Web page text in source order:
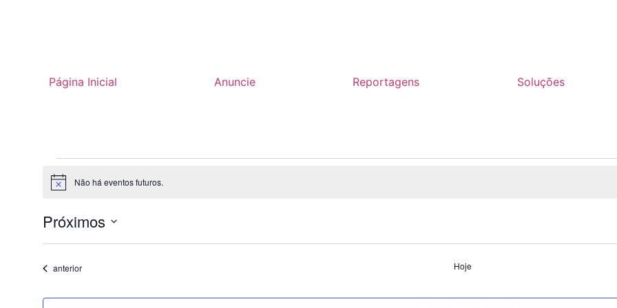
Página Inicial Anuncie Reportagens Soluções
Notice Não há eventos futuros.
Próximos
a
Eventos
anterior Hoje